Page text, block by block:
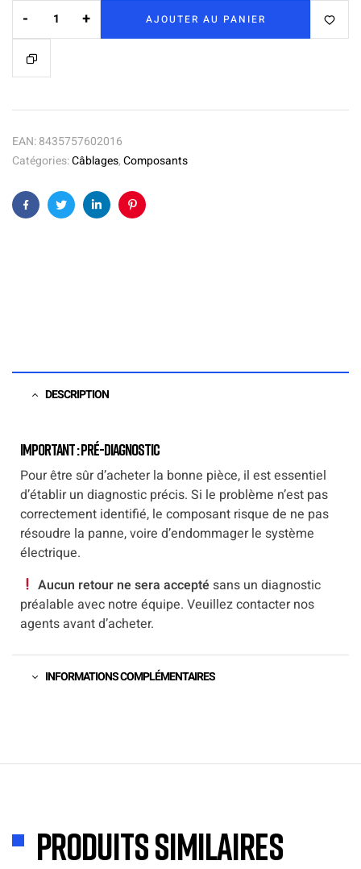
- + AJOUTER AU PANIER
EAN:8435757602016
Catégories:Câblages,Composants
FacebookTwitterLinkedinPinterest
DESCRIPTION
Important : Pré-diagnostic
Pour être sûr d’acheter la bonne pièce, il est essentiel
d’établir un diagnostic précis. Si le problème n’est pas
correctement identifié, le composant risque de ne pas
résoudre la panne, voire d’endommager le système
électrique.
Aucun retour ne sera accepté sans un diagnostic
préalable avec notre équipe. Veuillez contacter nos
agents avant d’acheter.
INFORMATIONS COMPLÉMENTAIRES
Produits similaires